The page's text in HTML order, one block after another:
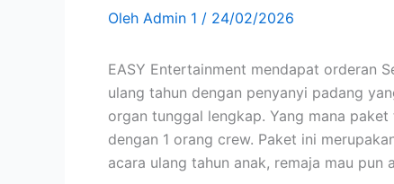
Oleh Admin 1 / 24/02/2026
EASY Entertainment mendapat orderan
ulang tahun dengan penyanyi padang
organ tunggal lengkap. Yang mana
dengan 1 orang crew. Paket ini
acara ulang tahun anak, remaja mau pun